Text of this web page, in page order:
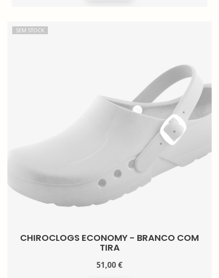
SEM STOCK
CHIROCLOGS ECONOMY - BRANCO COM
TIRA
51,00 €